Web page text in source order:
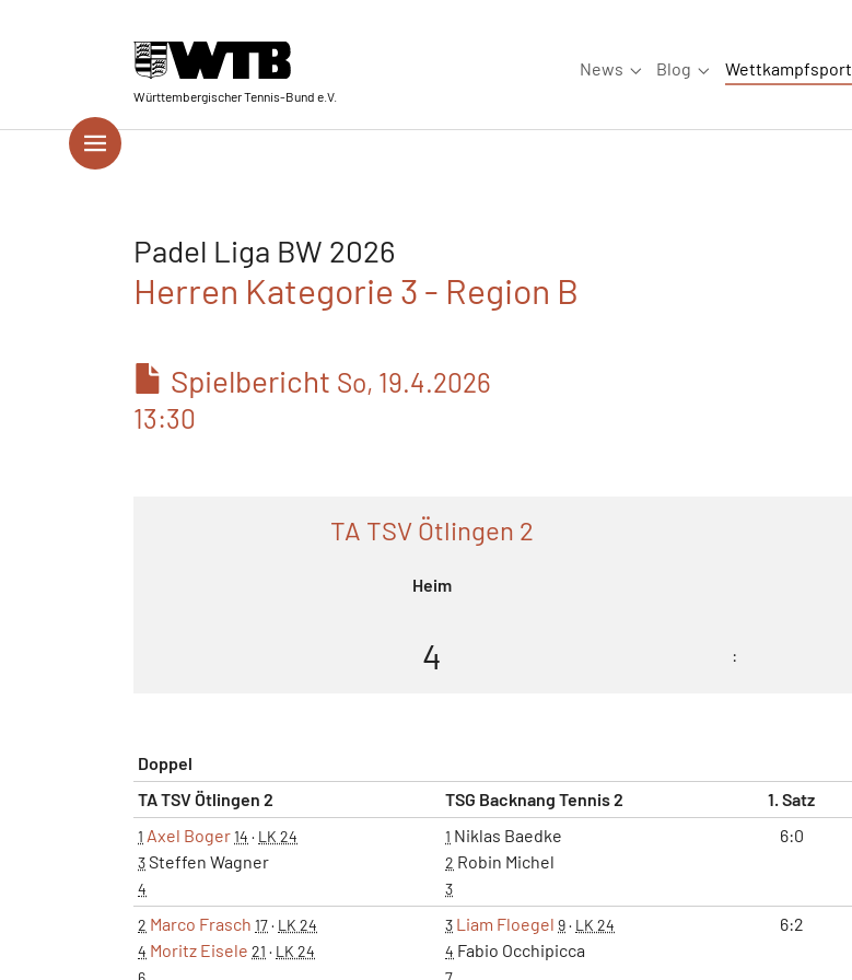
Württembergischer Tennis-Bund e.V.
News
Submenu for "News"
Blog
Submenu for "Blog"
Wettkampfsport
Padel Liga BW 2026
Herren Kategorie 3 - Region B
Spielbericht So, 19.4.2026
13:30
TA TSV Ötlingen 2
Heim
4 :
Doppel
TA TSV Ötlingen 2
TSG Backnang Tennis 2 1. Satz
1 Axel Boger14 · LK 24
3Steffen Wagner
4
1 Niklas Baedke
2 Robin Michel
3
6:0
2 Marco Frasch 17· LK 24
4 Moritz Eisele 21 · LK 24
3 Liam Floegel 9· LK 24
4 Fabio Occhipicca
6:2